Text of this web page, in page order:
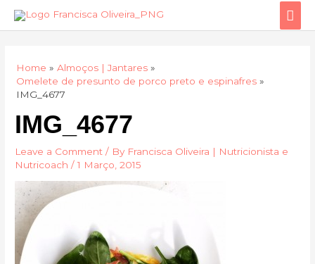
Skip
Home
Almoços | Jantares
Omelete de presunto de porco preto e espinafres
IMG_4677
IMG_4677
Leave a Comment / By Francisca Oliveira | Nutricionista e
Nutricoach/1 Março, 2015